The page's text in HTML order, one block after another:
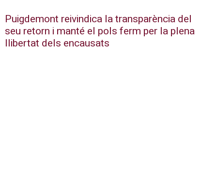
Puigdemont reivindica la transparència del
seu retorn i manté el pols ferm per la plena
llibertat dels encausats